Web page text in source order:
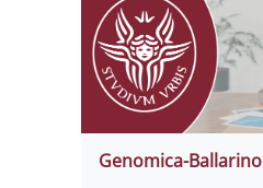
Genomica-Ballarino